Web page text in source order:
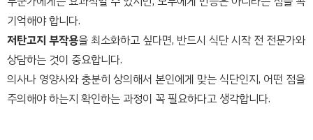
기억해야 합니다.
저탄고지 부작용을 최소화하고 싶다면, 반드시 식단 시작 전 전문가와
상담하는 것이 중요합니다.
의사나 영양사와 충분히 상의해서 본인에게 맞는 식단인지, 어떤 점을
주의해야 하는지 확인하는 과정이 꼭 필요하다고 생각합니다.